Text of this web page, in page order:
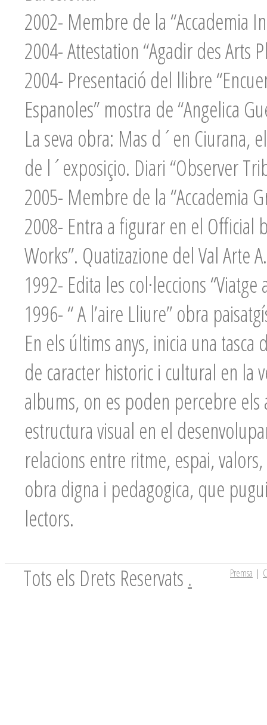
2002- Membre de la “Accademia
2004- Attestation “Agadir des Arts
2004- Presentació del llibre
Espanoles” mostra de “Angelica
La seva obra: Mas d´en Ciurana,
de l´exposiçio. Diari “Observer
2005- Membre de la “Accademia
2008- Entra a figurar en el Official
Works”. Quatizazione del Val Arte
1992- Edita les col·leccions
1996- “ A l’aire Lliure” obra
En els últims anys, inicia una
de caracter historic i cultural en la
albums, on es poden percebre els
estructura visual en el
relacions entre ritme, espai,
obra digna i pedagogica, que
lectors.
Tots els Drets Reservats . Premsa |